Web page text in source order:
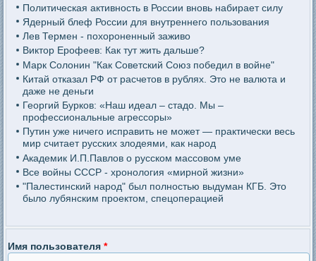
Политическая активность в России вновь набирает силу
Ядерный блеф России для внутреннего пользования
Лев Термен - похороненный заживо
Виктор Ерофеев: Как тут жить дальше?
Марк Солонин "Как Советский Союз победил в войне"
Китай отказал РФ от расчетов в рублях. Это не валюта и
даже не деньги
Георгий Бурков: «Наш идеал – стадо. Мы –
профессиональные агрессоры»
Путин уже ничего исправить не может — практически весь
мир считает русских злодеями, как народ
Академик И.П.Павлов о русском массовом уме
Все войны СССР - хронология «мирной жизни»
"Палестинский народ" был полностью выдуман КГБ. Это
было лубянским проектом, спецоперацией
Имя пользователя*